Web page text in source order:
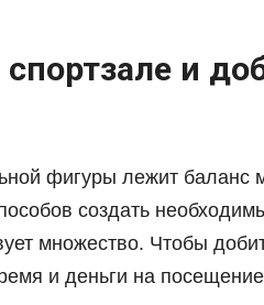
и
фигуры лежит баланс
создать
множество. Чтобы
и деньги на